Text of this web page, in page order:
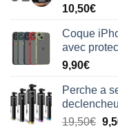
Note5.00
10,50€
Coque
avec
9,90€
Perche a
19,50€